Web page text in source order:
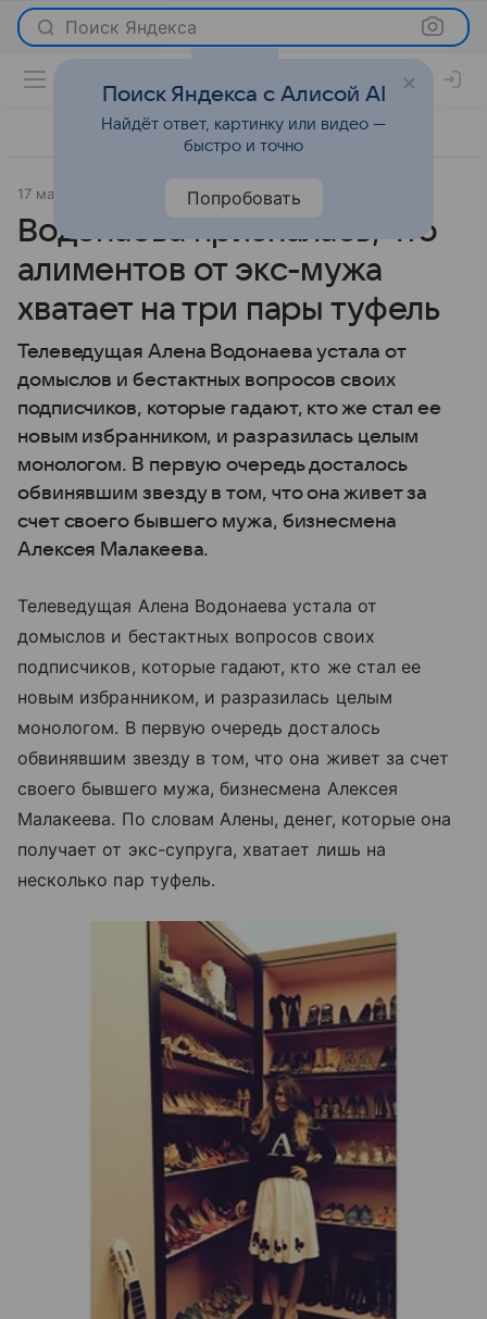
Поиск Яндекса
17 марта 2015 Светская жизнь
Водонаева призналась, что
алиментов от экс-мужа
хватает на три пары туфель
Телеведущая Алена Водонаева устала от
домыслов и бестактных вопросов своих
подписчиков, которые гадают, кто же стал ее
новым избранником, и разразилась целым
монологом. В первую очередь досталось
обвинявшим звезду в том, что она живет за
счет своего бывшего мужа, бизнесмена
Алексея Малакеева.
Телеведущая Алена Водонаева устала от
домыслов и бестактных вопросов своих
подписчиков, которые гадают, кто же стал ее
новым избранником, и разразилась целым
монологом. В первую очередь досталось
обвинявшим звезду в том, что она живет за счет
своего бывшего мужа, бизнесмена Алексея
Малакеева. По словам Алены, денег, которые она
получает от экс-супруга, хватает лишь на
несколько пар туфель.
Поиск Яндекса с Алисой AI
Найдёт ответ, картинку или видео —
быстро и точно
Попробовать